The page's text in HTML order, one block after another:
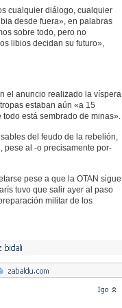
cualquier diálogo, cualquier
desde fuera», en palabras
sobre todo, pero no
libios decidan su futuro»,
el anuncio realizado la víspera
estaban aún «a 15
está sembrado de minas».
del feudo de la rebelión,
pese al -o precisamente por-
pese a que la OTAN sigue
tuvo que salir ayer al paso
militar de los